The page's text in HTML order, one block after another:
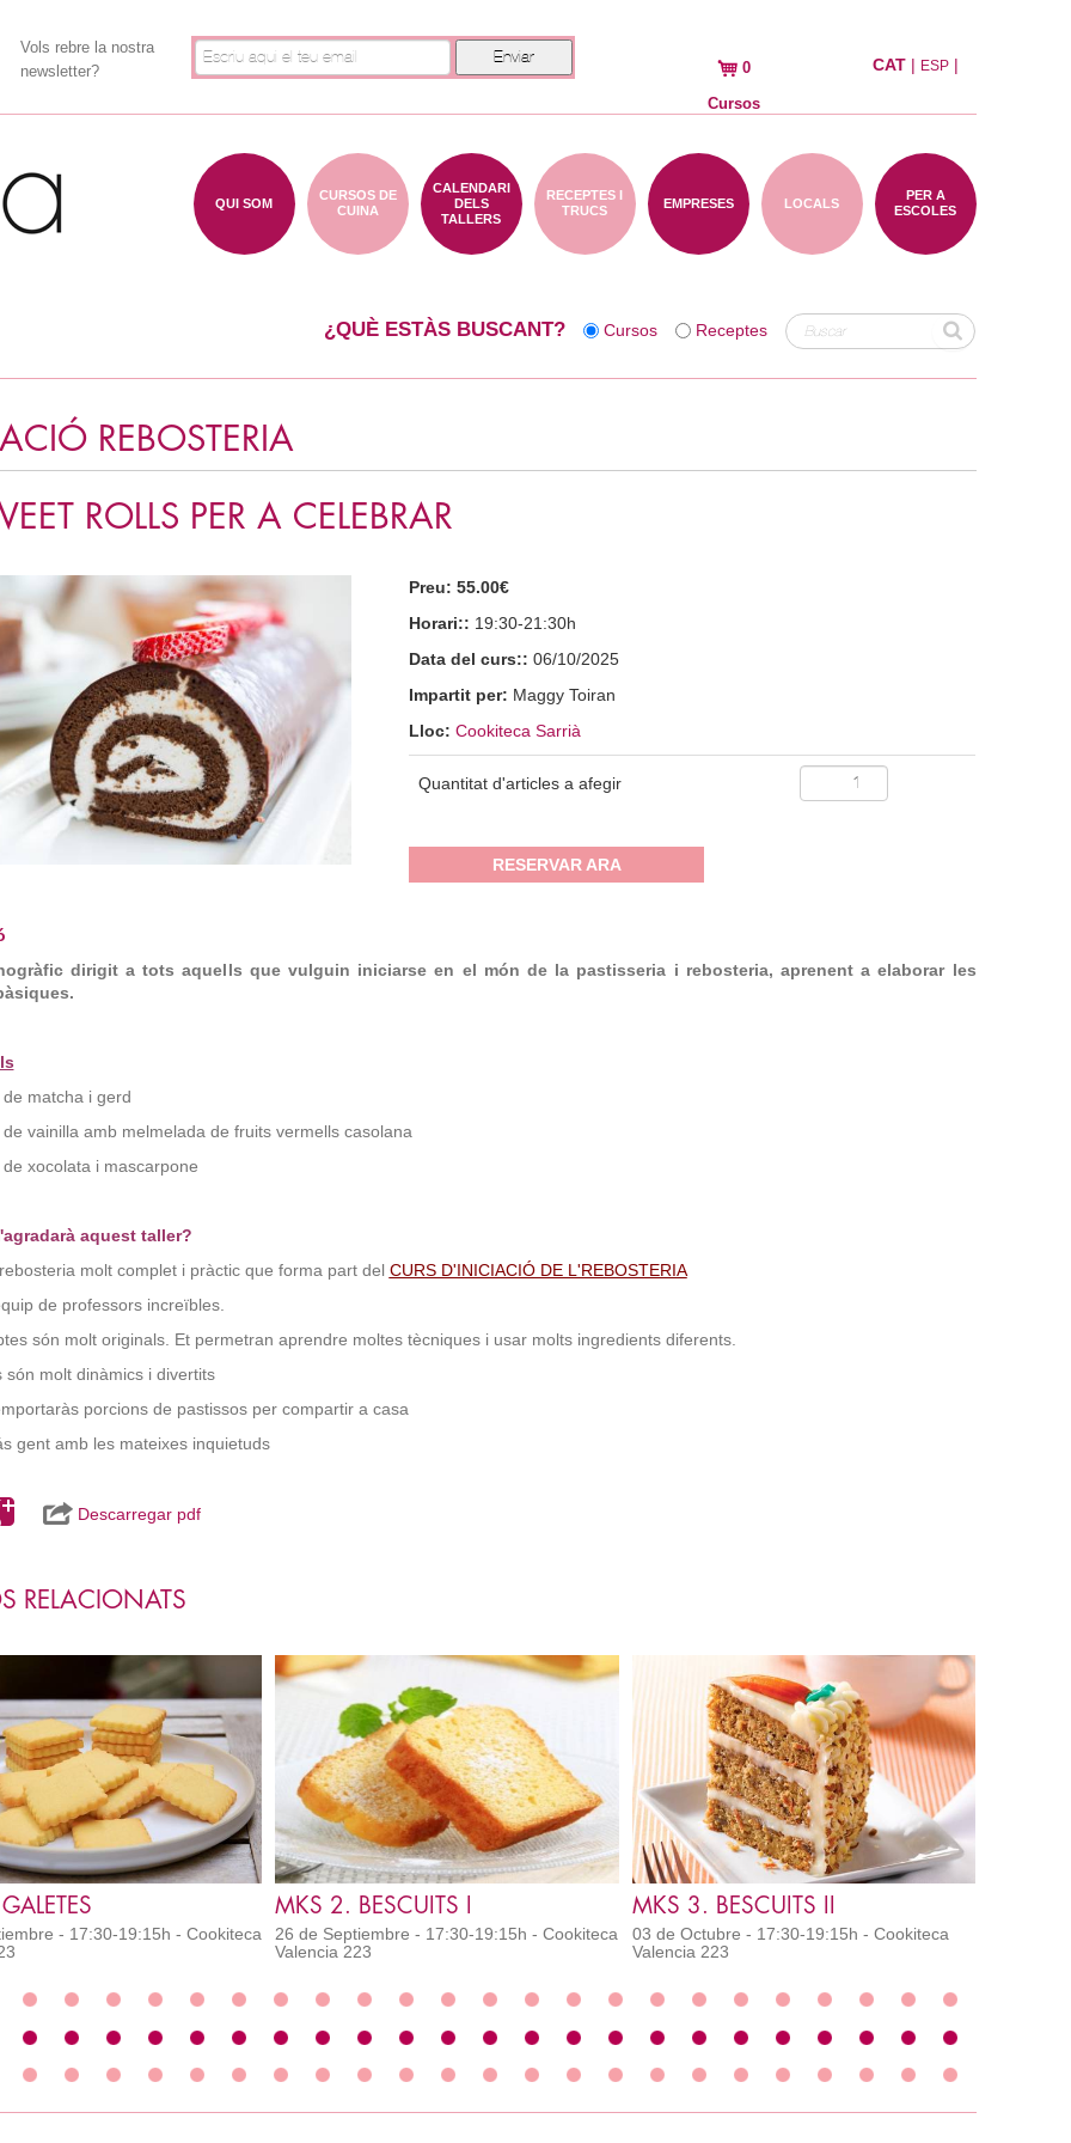
Vols rebre la nostra
newsletter?
0
Cursos
CAT| ESP|
PER A
ESCOLES
LOCALS
EMPRESES
RECEPTES I
TRUCS
CALENDARI
DELS
TALLERS
CURSOS DE
CUINA
QUI SOM
Receptes
Cursos
¿QUÈ ESTÀS BUSCANT?
REBOSTERIA
ROLLS PER A CELEBRAR
Preu:55.00€
Horari:: 19:30-21:30h
Data del curs::06/10/2025
Impartit per: Maggy Toiran
Lloc:Cookiteca Sarrià
Quantitat d'articles a afegir
RESERVAR ARA
dirigit a tots aquells que vulguin iniciarse en el món de la pastisseria i rebosteria, aprenent a elaborar les
de matcha i gerd
de vainilla amb melmelada de fruits vermells casolana
de xocolata i mascarpone
aquest taller?
molt complet i pràctic que forma part del CURS D'INICIACIÓ DE L'REBOSTERIA
de professors increïbles.
són molt originals. Et permetran aprendre moltes tècniques i usar molts ingredients diferents.
són molt dinàmics i divertits
porcions de pastissos per compartir a casa
gent amb les mateixes inquietuds
Descarregar pdf
RELACIONATS
- 17:30-19:15h - Cookiteca
MKS 2. BESCUITS I
26 de Septiembre - 17:30-19:15h - Cookiteca
Valencia 223
MKS 3. BESCUITS II
03 de Octubre - 17:30-19:15h - Cookiteca
Valencia 223